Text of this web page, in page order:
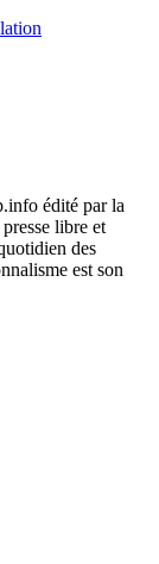
édité par la
libre et
des
est son